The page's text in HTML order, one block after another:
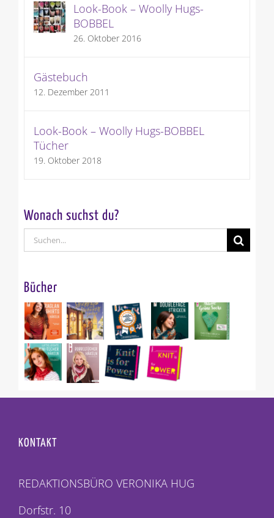
Look-Book – Woolly Hugs-
BOBBEL
26. Oktober 2016
Gästebuch
12. Dezember 2011
Look-Book – Woolly Hugs-BOBBEL
Tücher
19. Oktober 2018
Wonach suchst du?
Suche
nach:
Bücher
KONTAKT
REDAKTIONSBÜRO VERONIKA HUG
Dorfstr. 10